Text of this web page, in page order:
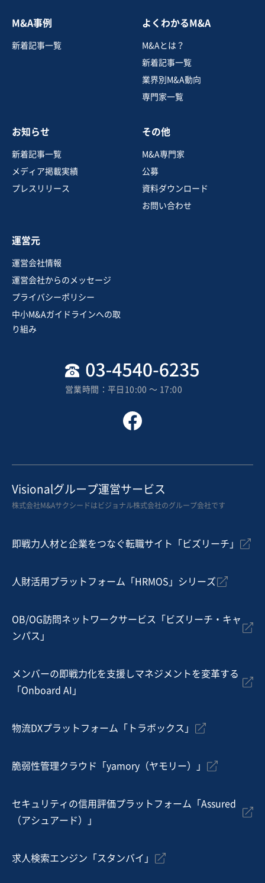
M&A事例
新着記事一覧
よくわかるM&A
M&Aとは？
新着記事一覧
業界別M&A動向
専門家一覧
お知らせ
新着記事一覧
メディア掲載実績
プレスリリース
その他
M&A専門家
公募
資料ダウンロード
お問い合わせ
運営元
運営会社情報
運営会社からのメッセージ
プライバシーポリシー
中小M&Aガイドラインへの取
り組み
営業時間：平日10:00 〜 17:00
Visionalグループ運営サービス
株式会社M&Aサクシードはビジョナル株式会社のグループ会社です
即戦力人材と企業をつなぐ転職サイト「ビズリーチ」
人財活用プラットフォーム「HRMOS」シリーズ
OB/OG訪問ネットワークサービス「ビズリーチ・キャ
ンパス」
メンバーの即戦力化を支援しマネジメントを変革する
「Onboard AI」
物流DXプラットフォーム「トラボックス」
脆弱性管理クラウド「yamory（ヤモリー）」
セキュリティの信用評価プラットフォーム「Assured
（アシュアード）」
求人検索エンジン「スタンバイ」